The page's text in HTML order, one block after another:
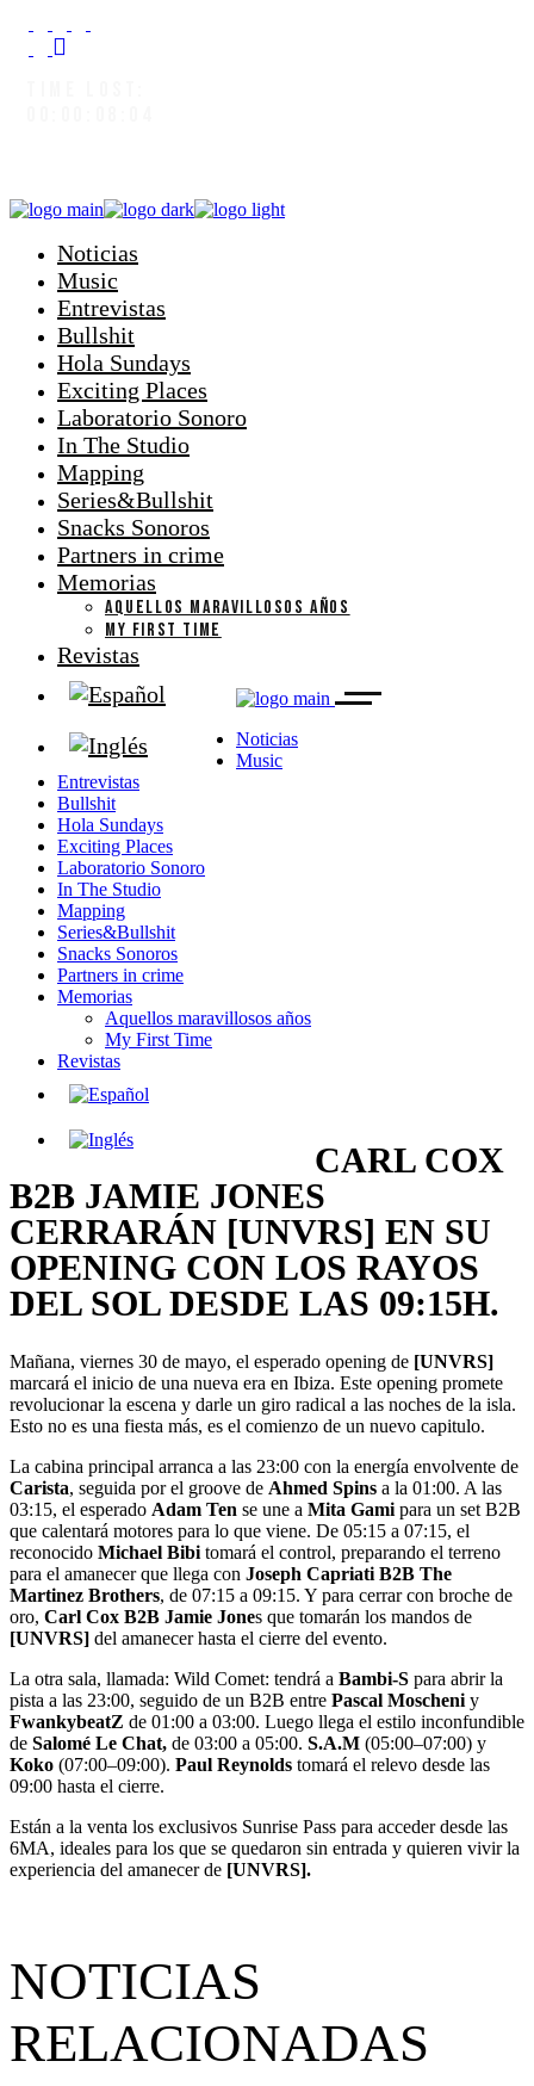
Noticias
Music
Entrevistas
Bullshit
Hola Sundays
Exciting Places
Laboratorio Sonoro
In The Studio
Mapping
Series&Bullshit
Snacks Sonoros
Partners in crime
Memorias
AQUELLOS MARAVILLOSOS AÑOS
MY FIRST TIME
Revistas
Noticias
Music
Entrevistas
Bullshit
Hola Sundays
Exciting Places
Laboratorio Sonoro
In The Studio
Mapping
Series&Bullshit
Snacks Sonoros
Partners in crime
Memorias
Aquellos maravillosos años
My First Time
Revistas
CARL COX
B2B JAMIE JONES
CERRARÁN [UNVRS] EN SU
OPENING CON LOS RAYOS
DEL SOL DESDE LAS 09:15H.
Mañana, viernes 30 de mayo, el esperado opening de [UNVRS]
marcará el inicio de una nueva era en Ibiza. Este opening promete
revolucionar la escena y darle un giro radical a las noches de la isla.
Esto no es una fiesta más, es el comienzo de un nuevo capitulo.
La cabina principal arranca a las 23:00 con la energía envolvente de
Carista, seguida por el groove de Ahmed Spins a la 01:00. A las
03:15, el esperado Adam Ten se une a Mita Gami para un set B2B
que calentará motores para lo que viene. De 05:15 a 07:15, el
reconocido Michael Bibi tomará el control, preparando el terreno
para el amanecer que llega con Joseph Capriati B2B The
Martinez Brothers, de 07:15 a 09:15. Y para cerrar con broche de
oro, Carl Cox B2B Jamie Jones que tomarán los mandos de
[UNVRS] del amanecer hasta el cierre del evento.
La otra sala, llamada: Wild Comet: tendrá a Bambi-S para abrir la
pista a las 23:00, seguido de un B2B entre Pascal Moscheni y
FwankybeatZ de 01:00 a 03:00. Luego llega el estilo inconfundible
de Salomé Le Chat, de 03:00 a 05:00. S.A.M (05:00–07:00) y
Koko (07:00–09:00). Paul Reynolds tomará el relevo desde las
09:00 hasta el cierre.
Están a la venta los exclusivos Sunrise Pass para acceder desde las
6MA, ideales para los que se quedaron sin entrada y quieren vivir la
experiencia del amanecer de [UNVRS].
NOTICIAS
RELACIONADAS